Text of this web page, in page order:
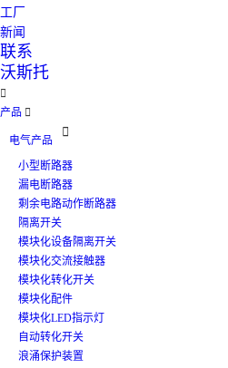
工厂
新闻
联系
沃斯托

产品 
电气产品

小型断路器
漏电断路器
剩余电路动作断路器
隔离开关
模块化设备隔离开关
模块化交流接触器
模块化转化开关
模块化配件
模块化LED指示灯
自动转化开关
浪涌保护装置